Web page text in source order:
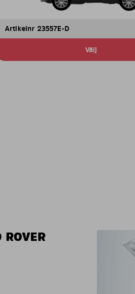
Artikelnr 23557E-D
Välj
ROVER